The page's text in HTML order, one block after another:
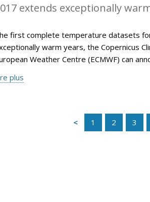
extends exceptionally
first complete temperature datasets
warm years, the Copernicus
Weather Centre (ECMWF) can
plus
1 2 3